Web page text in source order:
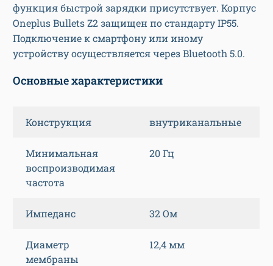
функция быстрой зарядки присутствует. Корпус
Oneplus Bullets Z2 защищен по стандарту IP55.
Подключение к смартфону или иному
устройству осуществляется через Bluetooth 5.0.
Основные характеристики
Конструкция внутриканальные
Минимальная
воспроизводимая
частота
20 Гц
Импеданс 32 Ом
Диаметр
мембраны
12,4 мм